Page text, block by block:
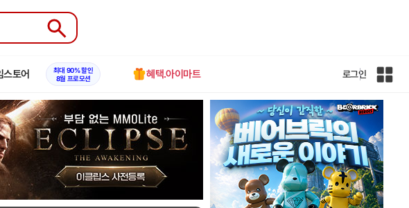
Submit
스토어
최대 90% 할인
8월 프로모션
혜택.아이마트 로그인
인